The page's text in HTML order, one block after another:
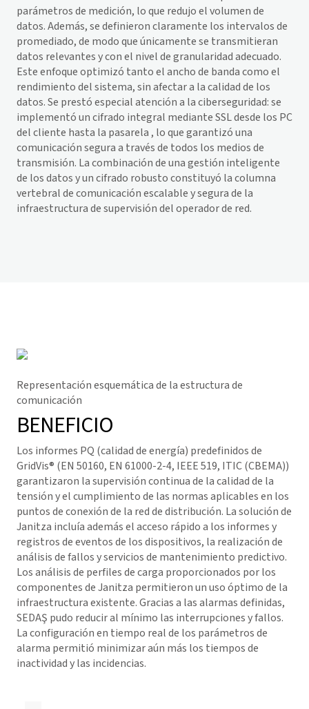
parámetros de medición, lo que redujo el volumen de
datos. Además, se definieron claramente los intervalos de
promediado, de modo que únicamente se transmitieran
datos relevantes y con el nivel de granularidad adecuado.
Este enfoque optimizó tanto el ancho de banda como el
rendimiento del sistema, sin afectar a la calidad de los
datos. Se prestó especial atención a la ciberseguridad: se
implementó un cifrado integral mediante SSL desde los PC
del cliente hasta la pasarela , lo que garantizó una
comunicación segura a través de todos los medios de
transmisión. La combinación de una gestión inteligente
de los datos y un cifrado robusto constituyó la columna
vertebral de comunicación escalable y segura de la
infraestructura de supervisión del operador de red.
Representación esquemática de la estructura de
comunicación
BENEFICIO
Los informes PQ (calidad de energía) predefinidos de
GridVis® (EN 50160, EN 61000-2-4, IEEE 519, ITIC (CBEMA))
garantizaron la supervisión continua de la calidad de la
tensión y el cumplimiento de las normas aplicables en los
puntos de conexión de la red de distribución. La solución de
Janitza incluía además el acceso rápido a los informes y
registros de eventos de los dispositivos, la realización de
análisis de fallos y servicios de mantenimiento predictivo.
Los análisis de perfiles de carga proporcionados por los
componentes de Janitza permitieron un uso óptimo de la
infraestructura existente. Gracias a las alarmas definidas,
SEDAŞ pudo reducir al mínimo las interrupciones y fallos.
La configuración en tiempo real de los parámetros de
alarma permitió minimizar aún más los tiempos de
inactividad y las incidencias.